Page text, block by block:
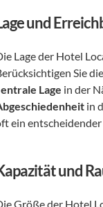
und
Lage der Hotel
Lage in der
in
ein
und
Größe der Hotel